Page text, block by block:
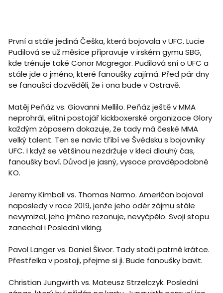
První a stále jediná Češka, která bojovala v UFC. Lucie
Pudilová se už měsíce připravuje v irském gymu SBG,
kde trénuje také Conor Mcgregor. Pudilová sní o UFC a
stále jde o jméno, které fanoušky zajímá. Před pár dny
se fanoušci dozvěděli, že i ona bude v Ostravě.
Matěj Peňáz vs. Giovanni Mellilo. Peňáz ještě v MMA
neprohrál, elitní postojář kickboxerské organizace Glory
každým zápasem dokazuje, že tady má české MMA
velký talent. Ten se navíc tříbí ve Švédsku s bojovníky
UFC. I když se většinou nezdržuje v kleci dlouhý čas,
fanoušky baví. Důvod je jasný, vysoce pravděpodobné
KO.
Jeremy Kimball vs. Thomas Narmo. Američan bojoval
naposledy v roce 2019, jenže jeho odér zájmu stále
nevymizel, jeho jméno rezonuje, nevyčpělo. Svoji stopu
zanechal i Poslední viking.
Pavol Langer vs. Daniel Škvor. Tady stačí patrně krátce.
Přestřelka v postoji, přejme si ji. Bude fanoušky bavit.
Christian Jungwirth vs. Mateusz Strzelczyk. Poslední